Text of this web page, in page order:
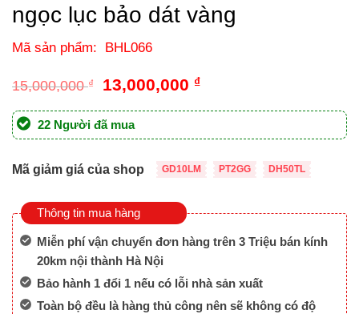
ngọc lục bảo dát vàng
Mã sản phẩm: BHL066
15,000,000₫
Giá
là:
15,000,000 ₫.
13,000,000 ₫Giá
tại
là:
22 Người đã mua
Mã giảm giá của shop GD10LM PT2GG DH50TL
Thông tin mua hàng
Miễn phí vận chuyển đơn hàng trên 3 Triệu bán kính
20km nội thành Hà Nội
Bảo hành 1 đổi 1 nếu có lỗi nhà sản xuất
Toàn bộ đều là hàng thủ công nên sẽ không có độ